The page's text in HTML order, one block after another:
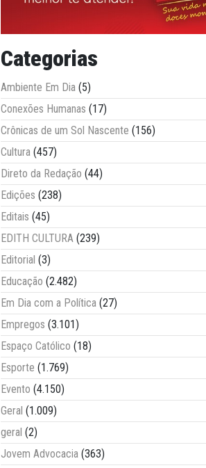
Categorias
Ambiente Em Dia (5)
Conexões Humanas (17)
Crônicas de um Sol Nascente (156)
Cultura (457)
Direto da Redação (44)
Edições (238)
Editais (45)
EDITH CULTURA (239)
Editorial (3)
Educação (2.482)
Em Dia com a Política (27)
Empregos (3.101)
Espaço Católico (18)
Esporte (1.769)
Evento (4.150)
Geral (1.009)
geral (2)
Jovem Advocacia (363)